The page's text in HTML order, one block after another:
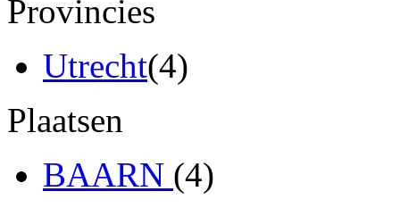
Provincies
Utrecht(4)
Plaatsen
BAARN (4)